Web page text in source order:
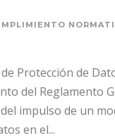
Protección de
del Reglamento
impulso de un
en el...